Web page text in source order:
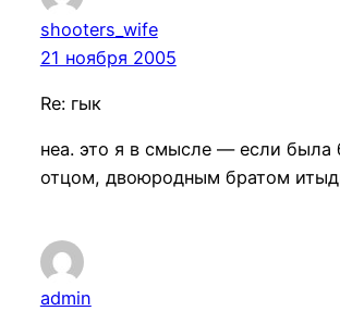
shooters_wife
21 ноября 2005
Re: гык
неа. это я в смысле — если была
отцом, двоюродным братом
admin